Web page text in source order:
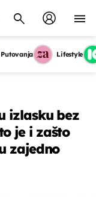
Putovanja Lifestyle
izlasku bez
je i zašto
zajedno